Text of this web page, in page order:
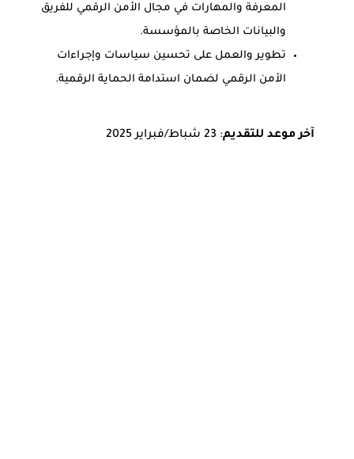
المعرفة والمهارات في مجال الأمن الرقمي للفريق
والبيانات الخاصة بالمؤسسة.
تطوير والعمل على تحسين سياسات وإجراءات
الأمن الرقمي لضمان استدامة الحماية الرقمية.
آخر موعد للتقديم: 23 شباط/فبراير 2025